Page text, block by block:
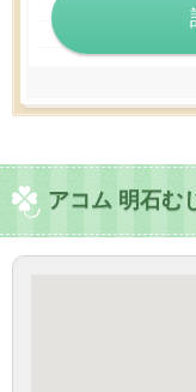
アコム 明石む